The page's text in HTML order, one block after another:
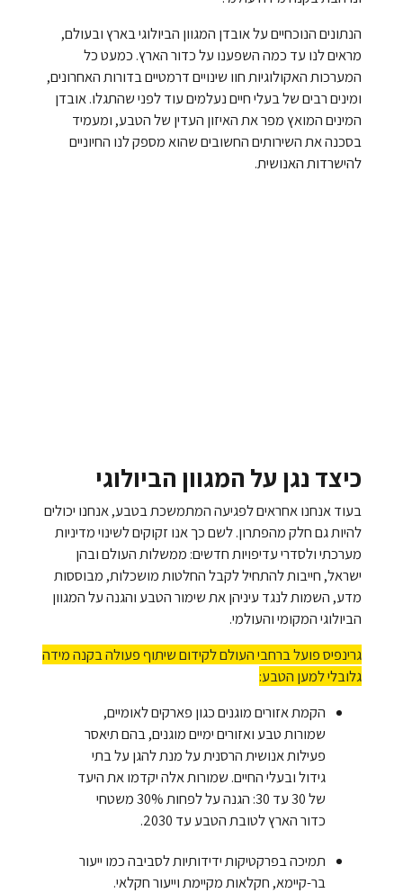
הנתונים הנוכחיים על אובדן המגוון הביולוגי בארץ ובעולם,
מראים לנו עד כמה השפענו על כדור הארץ. כמעט כל
המערכות האקולוגיות חוו שינויים דרמטיים בדורות האחרונים,
ומינים רבים של בעלי חיים נעלמים עוד לפני שהתגלו. אובדן
המינים המואץ מפר את האיזון העדין של הטבע, ומעמיד
בסכנה את השירותים החשובים שהוא מספק לנו החיוניים
להישרדות האנושית.
כיצד נגן על המגוון הביולוגי
בעוד אנחנו אחראים לפגיעה המתמשכת בטבע, אנחנו יכולים
להיות גם חלק מהפתרון. לשם כך אנו זקוקים לשינוי מדיניות
מערכתי ולסדרי עדיפויות חדשים: ממשלות העולם ובהן
ישראל, חייבות להתחיל לקבל החלטות מושכלות, מבוססות
מדע, השמות לנגד עיניהן את שימור הטבע והגנה על המגוון
הביולוגי המקומי והעולמי.
גרינפיס פועל ברחבי העולם לקידום שיתוף פעולה בקנה מידה
גלובלי למען הטבע:
הקמת אזורים מוגנים כגון פארקים לאומיים,
שמורות טבע ואזורים ימיים מוגנים, בהם תיאסר
פעילות אנושית הרסנית על מנת להגן על בתי
גידול ובעלי החיים. שמורות אלה יקדמו את היעד
של 30 עד 30: הגנה על לפחות 30% משטחי
כדור הארץ לטובת הטבע עד 2030.
תמיכה בפרקטיקות ידידותיות לסביבה כמו ייעור
בר-קיימא, חקלאות מקיימת וייעור חקלאי.